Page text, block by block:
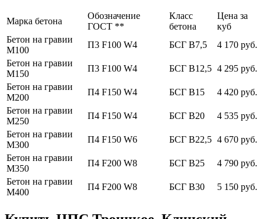
Марка бетона
Обозначение
ГОСТ **
Класс
бетона
Цена за
куб
Бетон на гравии
М100
П3 F100 W4 БСГ В7,5
4 170 руб.
Бетон на гравии
М150
П3 F100 W4 БСГ В12,5 4 295 руб.
Бетон на гравии
М200
П4 F150 W4 БСГ В15
4 420 руб.
Бетон на гравии
М250
П4 F150 W4 БСГ В20
4 535 руб.
Бетон на гравии
М300
П4 F150 W6 БСГ В22,5 4 670 руб.
Бетон на гравии
М350
П4 F200 W8 БСГ В25
4 790 руб.
Бетон на гравии
М400
П4 F200 W8 БСГ В30 5 150 руб.